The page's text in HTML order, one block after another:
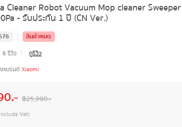
Cleaner Robot Vacuum Mop cleaner
- รับประกัน 1 ปี (CN Ver.)
|
สินค้าหมด
6 รีวิว |
ดูรีวิว
แบรนด์ Xiaomi
.- ฿25,990.-
Vat)